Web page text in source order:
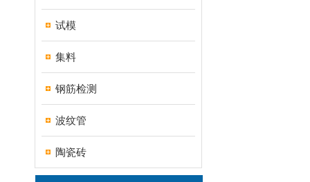
试模
集料
钢筋检测
波纹管
陶瓷砖